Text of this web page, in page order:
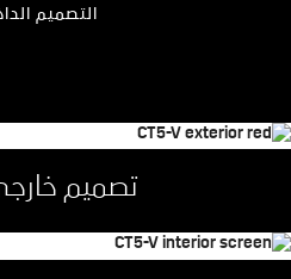
التصميم
تصميم